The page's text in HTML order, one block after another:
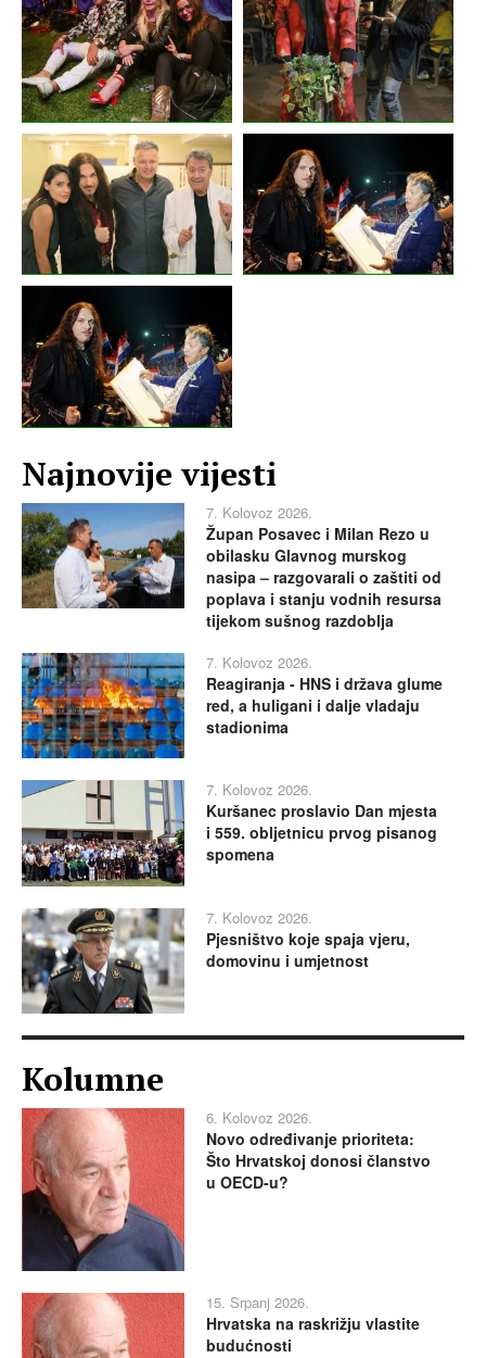
Najnovije vijesti
7. Kolovoz 2026.
Župan Posavec i Milan Rezo u
obilasku Glavnog murskog
nasipa – razgovarali o zaštiti od
poplava i stanju vodnih resursa
tijekom sušnog razdoblja
7. Kolovoz 2026.
Reagiranja - HNS i država glume
red, a huligani i dalje vladaju
stadionima
7. Kolovoz 2026.
Kuršanec proslavio Dan mjesta
i 559. obljetnicu prvog pisanog
spomena
7. Kolovoz 2026.
Pjesništvo koje spaja vjeru,
domovinu i umjetnost
Kolumne
6. Kolovoz 2026.
Novo određivanje prioriteta:
Što Hrvatskoj donosi članstvo
u OECD-u?
15. Srpanj 2026.
Hrvatska na raskrižju vlastite
budućnosti